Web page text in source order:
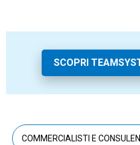
SCOPRI
COMMERCIALISTI E